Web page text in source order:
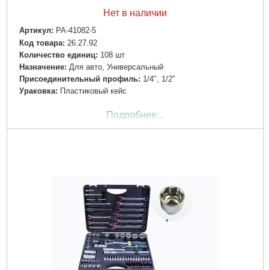
Нет в наличии
Артикул: PA-41082-5
Код товара: 26.27.92
Количество единиц: 108 шт
Назначение: Для авто, Универсальный
Пpиcoeдинитeльный пpoфиль: 1/4", 1/2"
Ураковка: Пластиковый кейс
Подробнее...